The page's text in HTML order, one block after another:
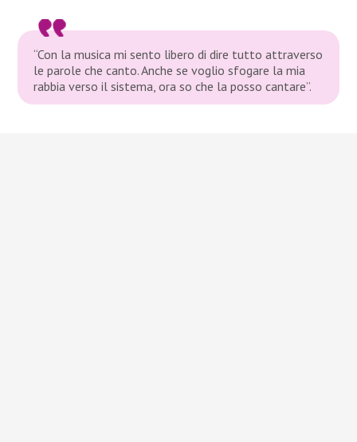
“Con la musica mi sento libero di dire tutto attraverso
le parole che canto. Anche se voglio sfogare la mia
rabbia verso il sistema, ora so che la posso cantare”.